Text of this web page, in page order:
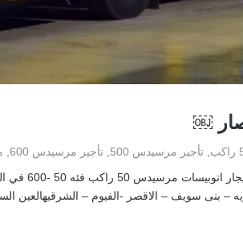
￼
, تأجير مرسيدس 500 , تأجير مرسيدس 600 ,
ايجار
– بنى سويف – الاقصر -الفيوم –